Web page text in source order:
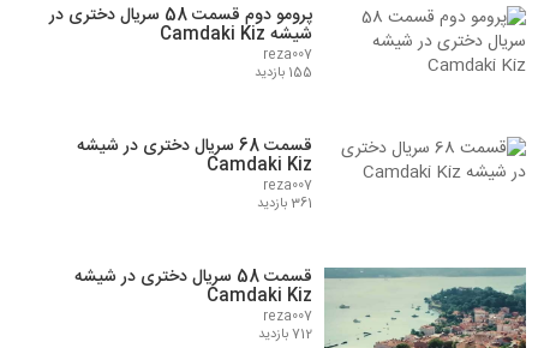
پرومو دوم قسمت 58 سریال دختری در
شیشه Camdaki Kiz
reza007
155 بازدید
قسمت 68 سریال دختری در شیشه
Camdaki Kiz
reza007
361 بازدید
قسمت 58 سریال دختری در شیشه
Camdaki Kiz
reza007
712 بازدید